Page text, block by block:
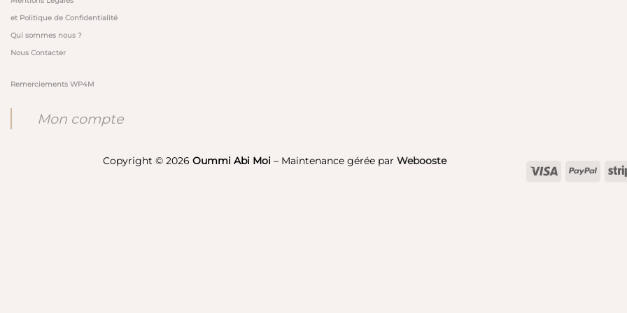
et Politique de Confidentialité
Qui sommes nous ?
Nous Contacter
Remerciements WP4M
Mon compte
Visa
Copyright © 2026 Oummi Abi Moi – Maintenance gérée par Webooste